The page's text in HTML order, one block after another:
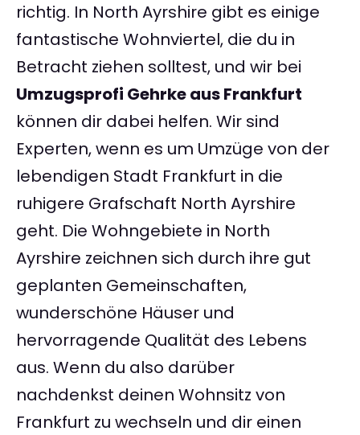
richtig. In North Ayrshire gibt es einige
fantastische Wohnviertel, die du in
Betracht ziehen solltest, und wir bei
Umzugsprofi Gehrke aus Frankfurt
können dir dabei helfen. Wir sind
Experten, wenn es um Umzüge von der
lebendigen Stadt Frankfurt in die
ruhigere Grafschaft North Ayrshire
geht. Die Wohngebiete in North
Ayrshire zeichnen sich durch ihre gut
geplanten Gemeinschaften,
wunderschöne Häuser und
hervorragende Qualität des Lebens
aus. Wenn du also darüber
nachdenkst deinen Wohnsitz von
Frankfurt zu wechseln und dir einen